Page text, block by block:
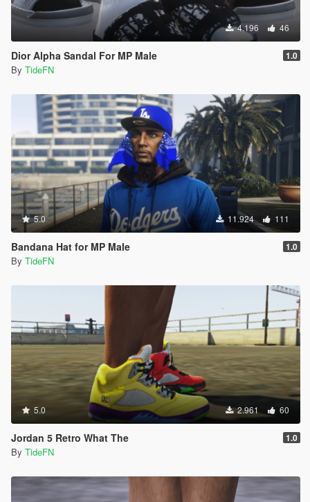
4.196 46
Dior Alpha Sandal For MP Male 1.0
By TideFN
5.0 11.924 111
Bandana Hat for MP Male 1.0
By TideFN
5.0 2.961 60
Jordan 5 Retro What The 1.0
By TideFN